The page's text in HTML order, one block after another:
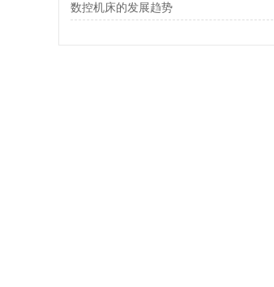
数控机床的发展趋势